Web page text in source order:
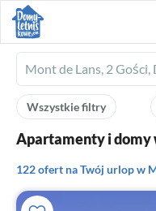
Ferienhausmiete
logo
Wszystkie filtry
Apartamenty i domy
122 ofert na Twój urlop w